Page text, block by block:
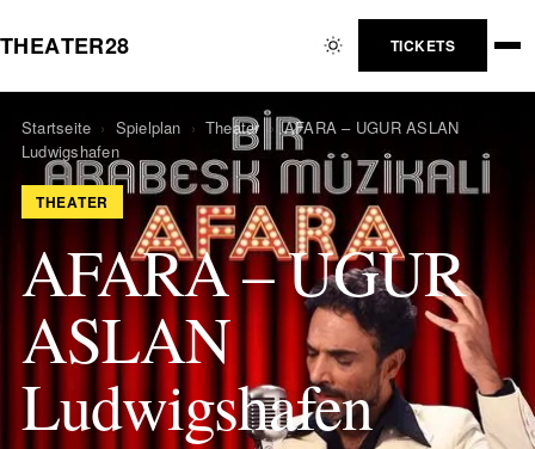
THEATER28 TICKETS
Startseite › Spielplan › Theater › AFARA – UGUR ASLAN
Ludwigshafen
THEATER
AFARA – UGUR
ASLAN
Ludwigshafen